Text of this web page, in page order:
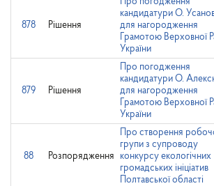
878 Рішення
кандидатури О.
для нагородження
Грамотою Верховної
України
879 Рішення
Про погодження
кандидатури О.
для нагородження
Грамотою Верховної
України
88 Розпорядження
Про створення
групи з супроводу
конкурсу екологічних
громадських ініціатив
Полтавської області